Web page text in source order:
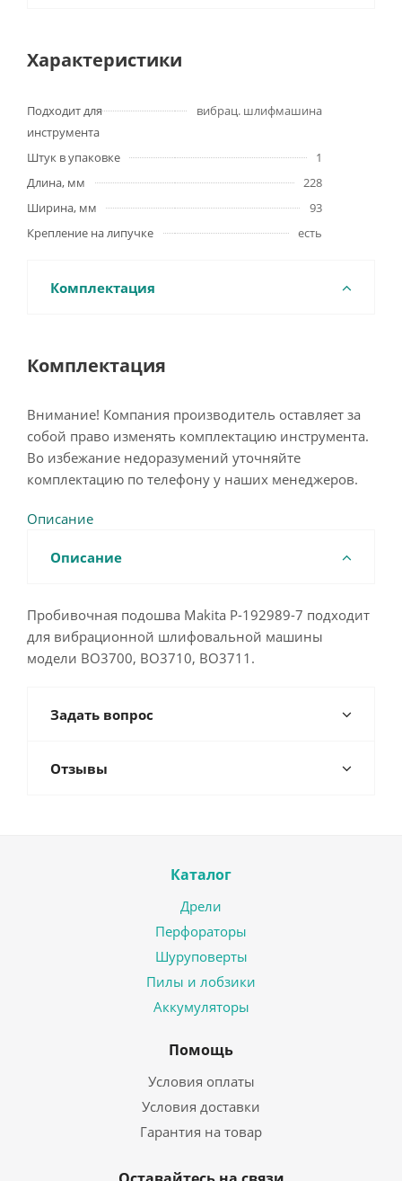
Характеристики
Подходит для
инструмента
вибрац. шлифмашина
Штук в упаковке
1
Длина, мм
228
Ширина, мм
93
Крепление на липучке
есть
Комплектация
Комплектация
Внимание! Компания производитель оставляет за
собой право изменять комплектацию инструмента.
Во избежание недоразумений уточняйте
комплектацию по телефону у наших менеджеров.
Описание
Описание
Пробивочная подошва Makita P-192989-7 подходит
для вибрационной шлифовальной машины
модели BO3700, BO3710, BO3711.
Задать вопрос
Отзывы
Каталог
Дрели
Перфораторы
Шуруповерты
Пилы и лобзики
Аккумуляторы
Помощь
Условия оплаты
Условия доставки
Гарантия на товар